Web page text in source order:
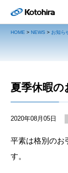
HOME >NEWS > お知ら
夏季休暇の
2020年08月05日
平素は格別のお
す。